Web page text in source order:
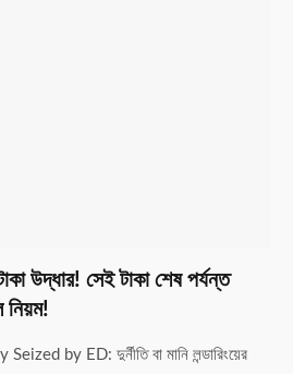
উদ্ধার! সেই টাকা শেষ পর্যন্ত
by ED: দুর্নীতি বা মানি লন্ডারিংয়ের